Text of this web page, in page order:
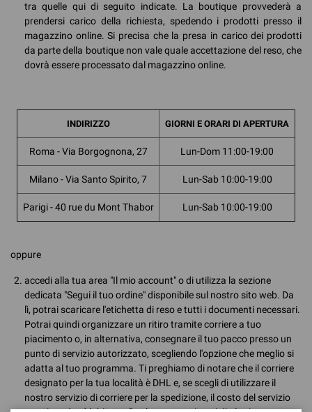
tra quelle qui di seguito indicate. La boutique provvederà a
prendersi carico della richiesta, spedendo i prodotti presso il
magazzino online. Si precisa che la presa in carico dei prodotti
da parte della boutique non vale quale accettazione del reso, che
dovrà essere processato dal magazzino online.
INDIRIZZO GIORNI E ORARI DI APERTURA
Roma - Via Borgognona, 27 Lun-Dom 11:00-19:00
Milano - Via Santo Spirito, 7 Lun-Sab 10:00-19:00
Parigi - 40 rue du Mont Thabor Lun-Sab 10:00-19:00
oppure
accedi alla tua area "Il mio account" o di utilizza la sezione
dedicata "Segui il tuo ordine" disponibile sul nostro sito web. Da
lì, potrai scaricare l'etichetta di reso e tutti i documenti necessari.
Potrai quindi organizzare un ritiro tramite corriere a tuo
piacimento o, in alternativa, consegnare il tuo pacco presso un
punto di servizio autorizzato, scegliendo l'opzione che meglio si
adatta al tuo programma. Ti preghiamo di notare che il corriere
designato per la tua località è DHL e, se scegli di utilizzare il
nostro servizio di corriere per la spedizione, il costo del servizio